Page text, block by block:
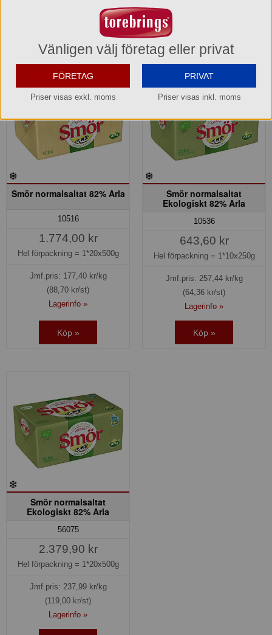
som matchar din sökning:
Smör normalsaltat 82% Arla
10516
1.774,00 kr
Hel förpackning = 1*20x500g
Jmf.pris: 177,40kr/kg
(88,70 kr/st)
Lagerinfo »
Köp »
Smör normalsaltat
Ekologiskt 82% Arla
10536
643,60 kr
Hel förpackning = 1*10x250g
Jmf.pris: 257,44kr/kg
(64,36 kr/st)
Lagerinfo »
Köp »
Smör normalsaltat
Ekologiskt 82% Arla
56075
2.379,90 kr
Hel förpackning = 1*20x500g
Jmf.pris: 237,99kr/kg
(119,00 kr/st)
Lagerinfo »
Vänligen välj företag eller privat
FÖRETAG
Priser visas exkl. moms
PRIVAT
Priser visas inkl. moms